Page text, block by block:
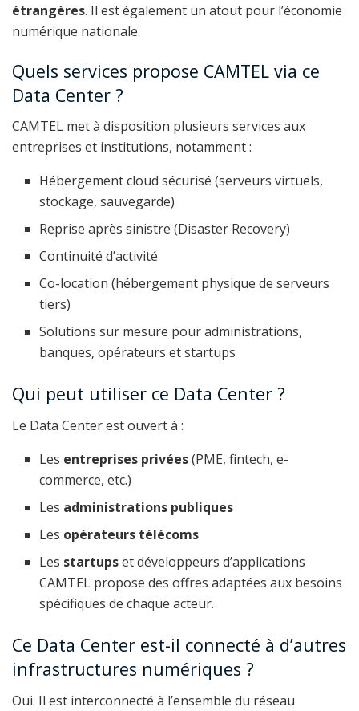
étrangères. Il est également un atout pour l’économie
numérique nationale.
Quels services propose CAMTEL via ce
Data Center ?
CAMTEL met à disposition plusieurs services aux
entreprises et institutions, notamment :
Hébergement cloud sécurisé (serveurs virtuels,
stockage, sauvegarde)
Reprise après sinistre (Disaster Recovery)
Continuité d’activité
Co-location (hébergement physique de serveurs
tiers)
Solutions sur mesure pour administrations,
banques, opérateurs et startups
Qui peut utiliser ce Data Center ?
Le Data Center est ouvert à :
Les entreprises privées(PME, fintech, e-
commerce, etc.)
Les administrations publiques
Les opérateurs télécoms
Les startupset développeurs d’applications
CAMTEL propose des offres adaptées aux besoins
spécifiques de chaque acteur.
Ce Data Center est-il connecté à d’autres
infrastructures numériques ?
Oui. Il est interconnecté à l’ensemble du réseau